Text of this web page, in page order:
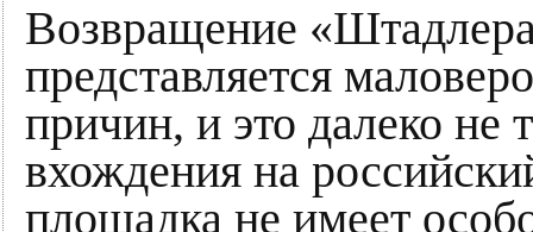
Возвращение
представляется
причин, и это далеко не
вхождения на
площадка не имеет